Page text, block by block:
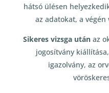
hátsó ülésen
az adatokat, a
Sikeres vizsga utánaz
jogosítvány
igazolvány, az